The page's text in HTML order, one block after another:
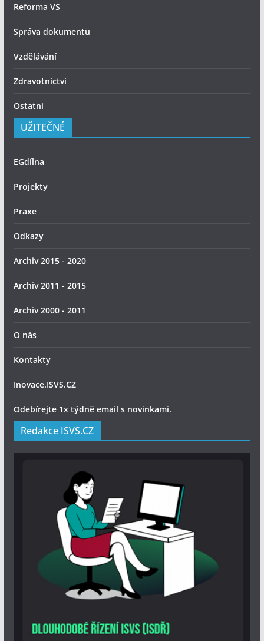
Reforma VS
Správa dokumentů
Vzdělávání
Zdravotnictví
Ostatní
UŽITEČNÉ
EGdílna
Projekty
Praxe
Odkazy
Archiv 2015 - 2020
Archiv 2011 - 2015
Archiv 2000 - 2011
O nás
Kontakty
Inovace.ISVS.CZ
Odebírejte 1x týdně email s novinkami.
Redakce ISVS.CZ